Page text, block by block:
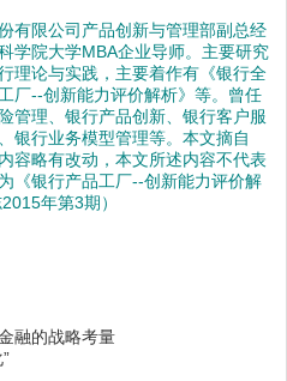
限公司产品创新与管理部副总经
学院大学MBA企业导师。主要研究
理论与实践，主要着作有《银行全
厂--创新能力评价解析》等。曾任
管理、银行产品创新、银行客户服
银行业务模型管理等。本文摘自
容略有改动，本文所述内容不代表
《银行产品工厂--创新能力评价解
年第3期）
融的战略考量